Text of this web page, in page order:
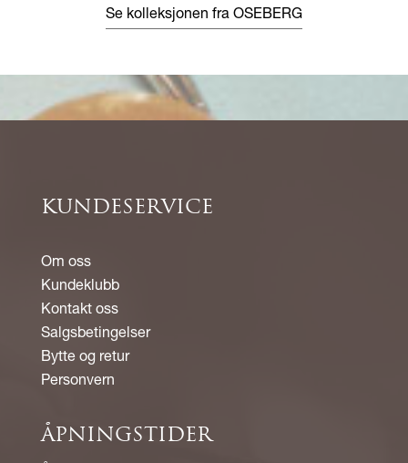
Se kolleksjonen fra OSEBERG
KUNDESERVICE
Om oss
Kundeklubb
Kontakt oss
Salgsbetingelser
Bytte og retur
Personvern
ÅPNINGSTIDER